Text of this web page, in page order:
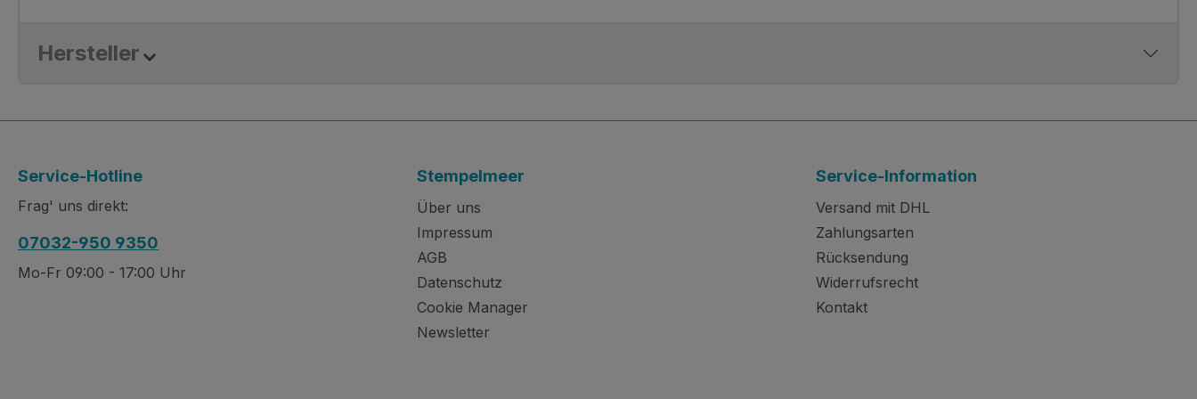
Hersteller
Service-Hotline
Frag' uns direkt:
07032-950 9350
Mo-Fr 09:00 - 17:00 Uhr
Stempelmeer
Über uns
Impressum
AGB
Datenschutz
Cookie Manager
Newsletter
Service-Information
Versand mit DHL
Zahlungsarten
Rücksendung
Widerrufsrecht
Kontakt